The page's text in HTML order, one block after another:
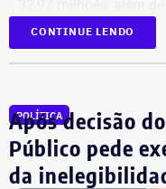
“valores de diversos
relação imóveis,
sobre marca, modelo
CONTINUE LENDO
POLÍTICA
Após decisão
Público pede
da